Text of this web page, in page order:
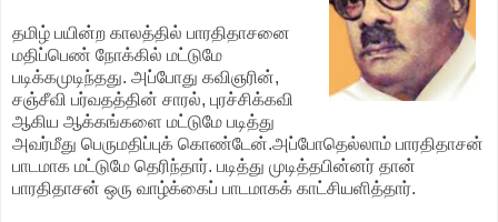
தமிழ் பயின்ற காலத்தில் பாரதிதாசனை
மதிப்பெண் நோக்கில் மட்டுமே
படிக்கமுடிந்தது. அப்போது கவிஞரின்,
சஞ்சீவி பர்வதத்தின் சாரல், புரச்சிக்கவி
ஆகிய ஆக்கங்களை மட்டுமே படித்து
அவர்மீது பெருமதிப்புக் கொண்டேன்.அப்போதெல்லாம் பாரதிதாசன்
பாடமாக மட்டுமே தெரிந்தார். படித்து முடித்தபின்னர் தான்
பாரதிதாசன் ஒரு வாழ்க்கைப் பாடமாகக் காட்சியளித்தார்.